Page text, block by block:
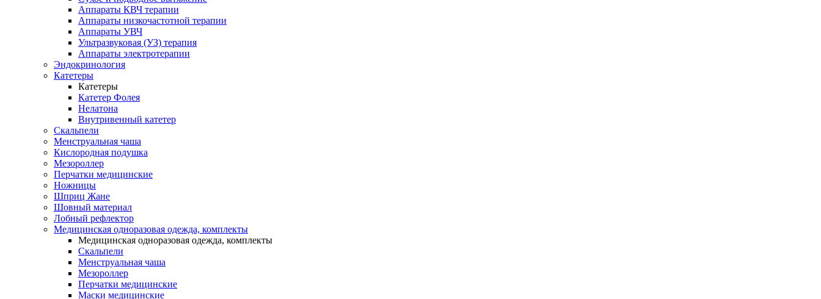
Аппараты КВЧ терапии
Аппараты низкочастотной терапии
Аппараты УВЧ
Ультразвуковая (УЗ) терапия
Аппараты электротерапии
Эндокринология
Катетеры
Катетеры
Катетер Фолея
Нелатона
Внутривенный катетер
Скальпели
Менструальная чаша
Кислородная подушка
Мезороллер
Перчатки медицинские
Ножницы
Шприц Жане
Шовный материал
Лобный рефлектор
Медицинская одноразовая одежда, комплекты
Медицинская одноразовая одежда, комплекты
Скальпели
Менструальная чаша
Мезороллер
Перчатки медицинские
Маски медицинские